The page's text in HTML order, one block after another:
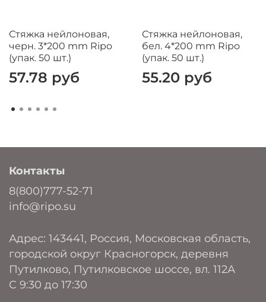
Стяжка нейлоновая,
черн. 3*200 mm Ripo
(упак. 50 шт.)
57.78 руб
Стяжка нейлоновая,
бел. 4*200 mm Ripo
(упак. 50 шт.)
55.20 руб
Контакты
8(800)777-52-71
info@ripo.su
Адрес: 143441, Россия, Московская область,
городской округ Красногорск, деревня
Путилково, Путилковское шоссе, вл. 112А
C 9:30 до 17:30